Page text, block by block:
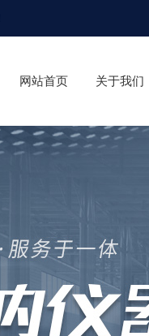
网站首页 关于我们